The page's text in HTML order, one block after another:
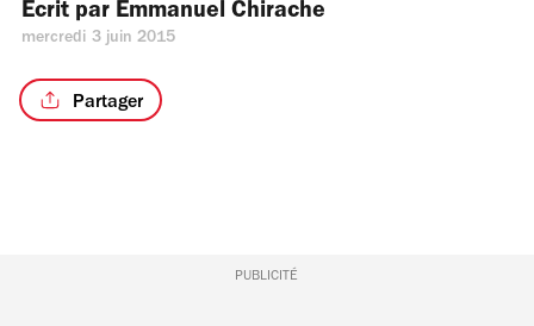
Écrit par Emmanuel Chirache
mercredi 3 juin 2015
Partager
PUBLICITÉ